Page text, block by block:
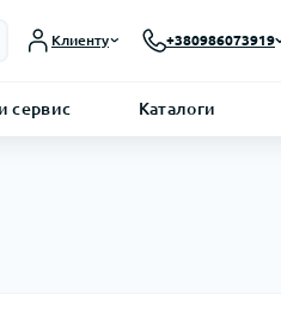
Клиенту +380986073919
сервис Каталоги